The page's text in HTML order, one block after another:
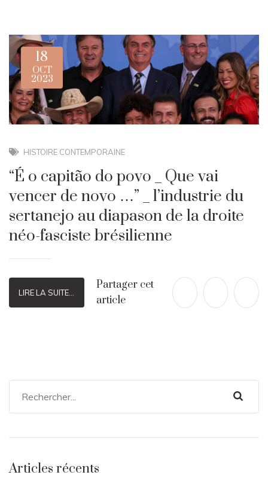
18
OCT
2023
HISTOIRE CONTEMPORAINE
“É o capitão do povo _ Que vai
vencer de novo …” _ l’industrie du
sertanejo au diapason de la droite
néo-fasciste brésilienne
LIRE LA SUITE...
Partager cet
article
Articles récents